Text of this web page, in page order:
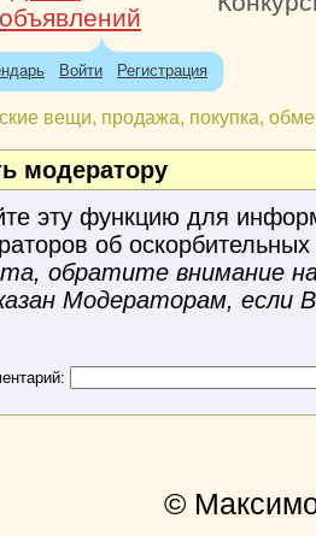
объявлений
Войти Регистрация
вещи, продажа, покупка,
модератору
эту функцию для
об
обратите внимание
Модераторам, если
©